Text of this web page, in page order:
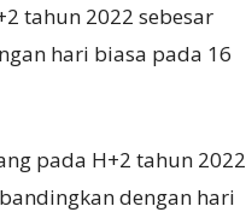
tahun 2022 sebesar
hari biasa pada 16
pada H+2 tahun 2022
dengan hari